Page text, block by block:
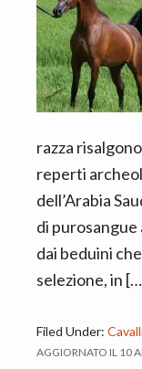
razza
reperti
dell’Arabia
di
dai beduini
selezione, in
Filed Under:
AGGIORNATO IL 10